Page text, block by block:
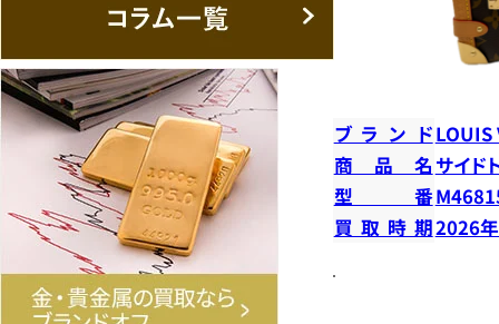
ブランドLOUIS
商品名 サイド
型番
買取時期2026